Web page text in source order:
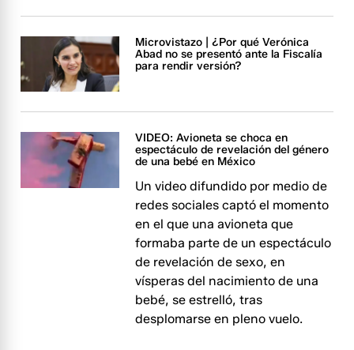
Microvistazo | ¿Por qué Verónica
Abad no se presentó ante la Fiscalía
para rendir versión?
VIDEO: Avioneta se choca en
espectáculo de revelación del género
de una bebé en México
Un video difundido por medio de
redes sociales captó el momento
en el que una avioneta que
formaba parte de un espectáculo
de revelación de sexo, en
vísperas del nacimiento de una
bebé, se estrelló, tras
desplomarse en pleno vuelo.